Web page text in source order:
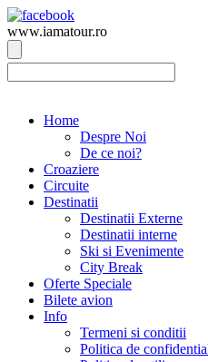
www.iamatour.ro
Home
Despre Noi
De ce noi?
Croaziere
Circuite
Destinatii
Destinatii Externe
Destinatii interne
Ski si Evenimente
City Break
Oferte Speciale
Bilete avion
Info
Termeni si conditii
Politica de